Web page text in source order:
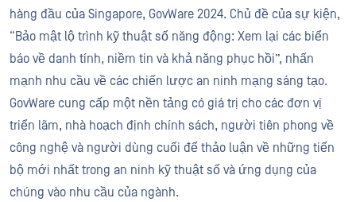
hàng đầu của Singapore, GovWare 2024. Chủ đề của sự kiện,
“Bảo mật lộ trình kỹ thuật số năng động: Xem lại các biển
báo về danh tính, niềm tin và khả năng phục hồi”, nhấn
mạnh nhu cầu về các chiến lược an ninh mạng sáng tạo.
GovWare cung cấp một nền tảng có giá trị cho các đơn vị
triển lãm, nhà hoạch định chính sách, người tiên phong về
công nghệ và người dùng cuối để thảo luận về những tiến
bộ mới nhất trong an ninh kỹ thuật số và ứng dụng của
chúng vào nhu cầu của ngành.